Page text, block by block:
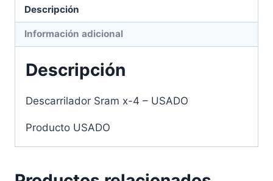
Descripción
Información adicional
Descripción
Descarrilador Sram x-4 – USADO
Producto USADO